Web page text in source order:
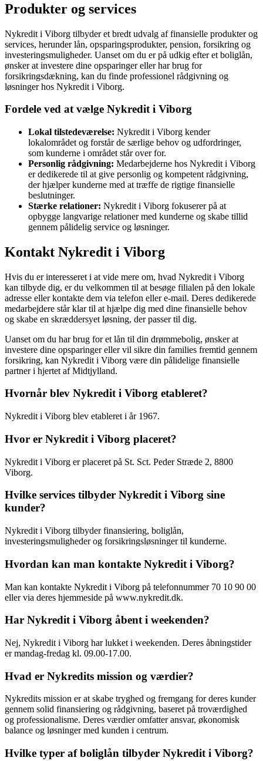
Produkter og services
Nykredit i Viborg tilbyder et bredt udvalg af finansielle produkter og
services, herunder lån, opsparingsprodukter, pension, forsikring og
investeringsmuligheder. Uanset om du er på udkig efter et boliglån,
ønsker at investere dine opsparinger eller har brug for
forsikringsdækning, kan du finde professionel rådgivning og
løsninger hos Nykredit i Viborg.
Fordele ved at vælge Nykredit i Viborg
Lokal tilstedeværelse: Nykredit i Viborg kender
lokalområdet og forstår de særlige behov og udfordringer,
som kunderne i området står over for.
Personlig rådgivning: Medarbejderne hos Nykredit i Viborg
er dedikerede til at give personlig og kompetent rådgivning,
der hjælper kunderne med at træffe de rigtige finansielle
beslutninger.
Stærke relationer: Nykredit i Viborg fokuserer på at
opbygge langvarige relationer med kunderne og skabe tillid
gennem pålidelig service og løsninger.
Kontakt Nykredit i Viborg
Hvis du er interesseret i at vide mere om, hvad Nykredit i Viborg
kan tilbyde dig, er du velkommen til at besøge filialen på den lokale
adresse eller kontakte dem via telefon eller e-mail. Deres dedikerede
medarbejdere står klar til at hjælpe dig med dine finansielle behov
og skabe en skræddersyet løsning, der passer til dig.
Uanset om du har brug for et lån til din drømmebolig, ønsker at
investere dine opsparinger eller vil sikre din families fremtid gennem
forsikring, kan Nykredit i Viborg være din pålidelige finansielle
partner i hjertet af Midtjylland.
Hvornår blev Nykredit i Viborg etableret?
Nykredit i Viborg blev etableret i år 1967.
Hvor er Nykredit i Viborg placeret?
Nykredit i Viborg er placeret på St. Sct. Peder Stræde 2, 8800
Viborg.
Hvilke services tilbyder Nykredit i Viborg sine
kunder?
Nykredit i Viborg tilbyder finansiering, boliglån,
investeringsmuligheder og forsikringsløsninger til kunderne.
Hvordan kan man kontakte Nykredit i Viborg?
Man kan kontakte Nykredit i Viborg på telefonnummer 70 10 90 00
eller via deres hjemmeside på www.nykredit.dk.
Har Nykredit i Viborg åbent i weekenden?
Nej, Nykredit i Viborg har lukket i weekenden. Deres åbningstider
er mandag-fredag kl. 09.00-17.00.
Hvad er Nykredits mission og værdier?
Nykredits mission er at skabe tryghed og fremgang for deres kunder
gennem solid finansiering og rådgivning, baseret på troværdighed
og professionalisme. Deres værdier omfatter ansvar, økonomisk
balance og løsninger med kunden i centrum.
Hvilke typer af boliglån tilbyder Nykredit i Viborg?